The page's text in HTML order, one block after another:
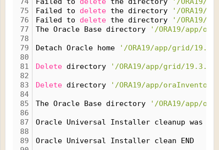
75
76
77
78
79
80
81
82
83
84
85
86
87
88
89
Failed to delete the directory
'/ORA19/
Failed to delete the directory
'/ORA19/
The Oracle Base directory
'/ORA19/app/
Detach Oracle home '/ORA19/app/grid/
Delete directory '/ORA19/app/grid/19.3.0'
Delete directory '/ORA19/app/
The Oracle Base directory '/ORA19/app/
Oracle Universal Installer cleanup was
Oracle Universal Installer clean END